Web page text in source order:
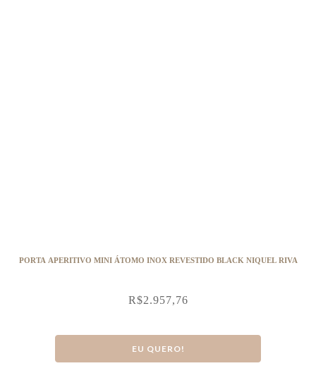
PORTA APERITIVO MINI ÁTOMO INOX REVESTIDO BLACK NIQUEL RIVA
R$2.957,76
EU QUERO!